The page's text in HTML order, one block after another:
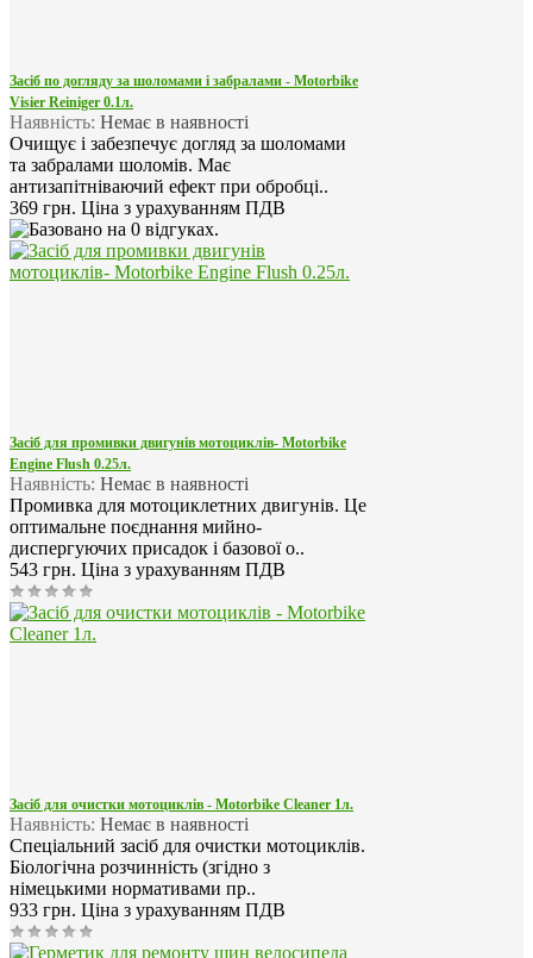
Засіб по догляду за шоломами і забралами - Motorbike
Visier Reiniger 0.1л.
Наявність: Немає в наявності
Очищує і забезпечує догляд за шоломами
та забралами шоломів. Має
антизапітніваючий ефект при обробці..
369 грн. Ціна з урахуванням ПДВ
Засіб для промивки двигунів мотоциклів- Motorbike
Engine Flush 0.25л.
Наявність: Немає в наявності
Промивка для мотоциклетних двигунів. Це
оптимальне поєднання мийно-
диспергуючих присадок і базової о..
543 грн. Ціна з урахуванням ПДВ
Засіб для очистки мотоциклів - Motorbike Cleaner 1л.
Наявність: Немає в наявності
Спеціальний засіб для очистки мотоциклів.
Біологічна розчинність (згідно з
німецькими нормативами пр..
933 грн. Ціна з урахуванням ПДВ